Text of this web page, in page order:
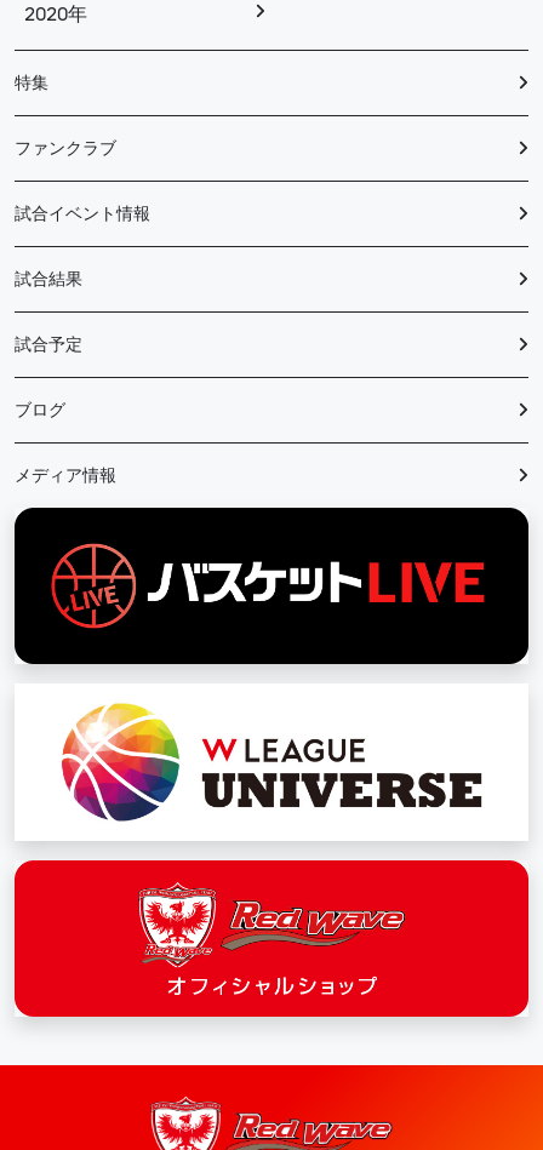
2020年
特集
ファンクラブ
試合イベント情報
試合結果
試合予定
ブログ
メディア情報